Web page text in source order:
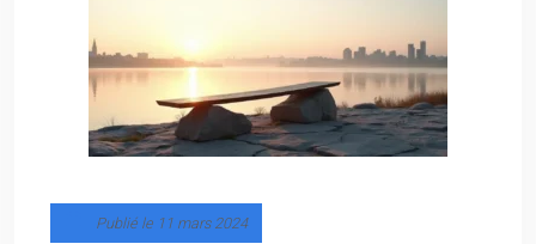
Publié le 11 mars 2024